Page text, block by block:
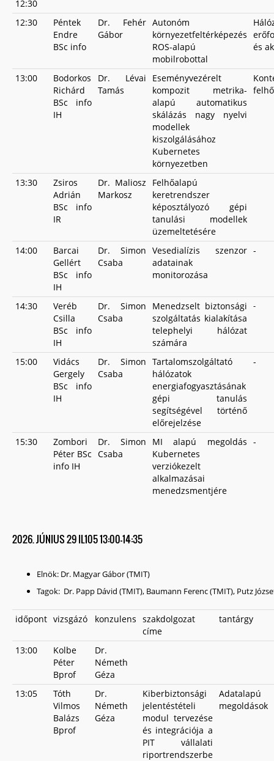
12:30
12:30
Péntek
Endre
BSc info
Dr. Fehér
Gábor
Autonóm
környezetfeltérképezés
ROS-alapú
mobilrobottal
és
13:00
Bodorkos
Richárd
BSc info
IH
Dr. Lévai
Tamás
Eseményvezérelt
kompozit metrika-
alapú automatikus
skálázás nagy nyelvi
modellek
kiszolgálásához
Kubernetes
környezetben
13:30
Zsiros
Adrián
BSc info
IR
Dr. Maliosz
Markosz
Felhőalapú
keretrendszer
képosztályozó gépi
tanulási modellek
üzemeltetésére
14:00
Barcai
Gellért
BSc info
IH
Dr. Simon
Csaba
Vesedialízis szenzor
adatainak
monitorozása
-
14:30
Veréb
Csilla
BSc info
IH
Dr. Simon
Csaba
Menedzselt biztonsági
szolgáltatás kialakítása
telephelyi hálózat
számára
-
15:00
Vidács
Gergely
BSc info
IH
Dr. Simon
Csaba
Tartalomszolgáltató
hálózatok
energiafogyasztásának
gépi tanulás
segítségével történő
előrejelzése
-
15:30
Zombori
Péter BSc
info IH
Dr. Simon
Csaba
MI alapú megoldás
Kubernetes
verziókezelt
alkalmazásai
menedzsmentjére
-
2026. JÚNIUS 29 IL105 13:00-14:35
Elnök: Dr. Magyar Gábor (TMIT)
Tagok: Dr. Papp Dávid (TMIT), Baumann Ferenc (TMIT), Putz
időpont vizsgázó konzulens szakdolgozat
címe
tantárgy
13:00
Kolbe
Péter
Bprof
Dr.
Németh
Géza
13:05
Tóth
Vilmos
Balázs
Bprof
Dr.
Németh
Géza
Kiberbiztonsági
jelentéstételi
modul tervezése
és integrációja a
PIT vállalati
riportrendszerbe
Adatalapú
megoldások